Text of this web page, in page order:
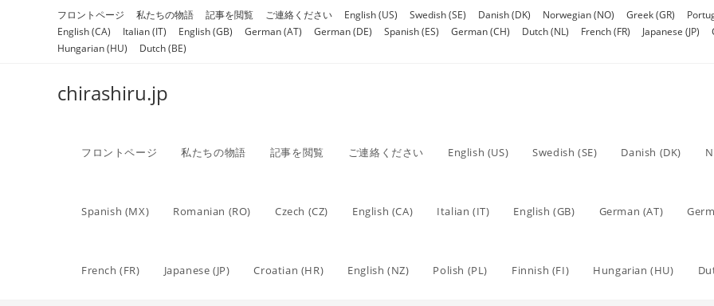
フロントページ 私たちの物語 記事を閲覧 ご連絡ください English (US) Swedish (SE) Danish (DK) Norwegian (NO) Greek (GR)
English (CA)
Italian (IT) English (GB) German (AT) German (DE) Spanish (ES) German (CH) Dutch (NL) French (FR) Japanese (JP)
Hungarian (HU)
Dutch (BE)
chirashiru.jp
フロントページ 私たちの物語 記事を閲覧 ご連絡ください English (US) Swedish (SE) Danish (DK)
Spanish (MX) Romanian (RO) Czech (CZ) English (CA) Italian (IT) English (GB) German (AT)
French (FR) Japanese (JP) Croatian (HR) English (NZ) Polish (PL) Finnish (FI) Hungarian (HU)